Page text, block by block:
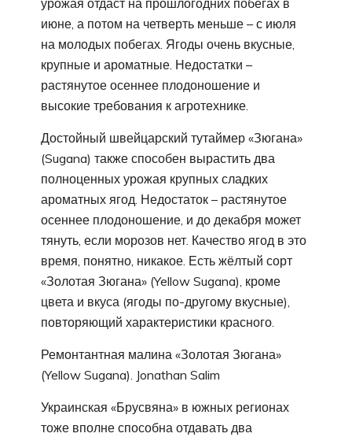
урожая отдаст на прошлогодних побегах в
июне, а потом на четверть меньше – с июля
на молодых побегах. Ягоды очень вкусные,
крупные и ароматные. Недостатки –
растянутое осеннее плодоношение и
высокие требования к агротехнике.
Достойный швейцарский тутаймер «Зюгана»
(Sugana) также способен вырастить два
полноценных урожая крупных сладких
ароматных ягод. Недостаток – растянутое
осеннее плодоношение, и до декабря может
тянуть, если морозов нет. Качество ягод в это
время, понятно, никакое. Есть жёлтый сорт
«Золотая Зюгана» (Yellow Sugana), кроме
цвета и вкуса (ягоды по-другому вкусные),
повторяющий характеристики красного.
Ремонтантная малина «Золотая Зюгана»
(Yellow Sugana). Jonathan Salim
Украинская «Брусвяна» в южных регионах
тоже вполне способна отдавать два